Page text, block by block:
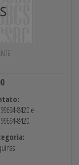
8420 e
8420